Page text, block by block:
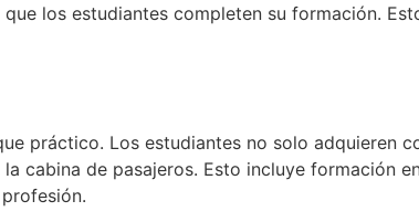
los estudiantes completen su formación.
práctico. Los estudiantes no solo adquieren
cabina de pasajeros. Esto incluye formación